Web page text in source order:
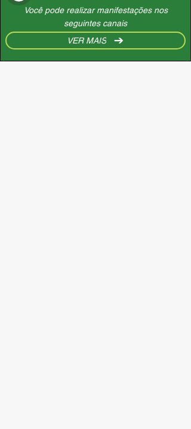
Você pode realizar manifestações nos
seguintes canais
VER MAIS